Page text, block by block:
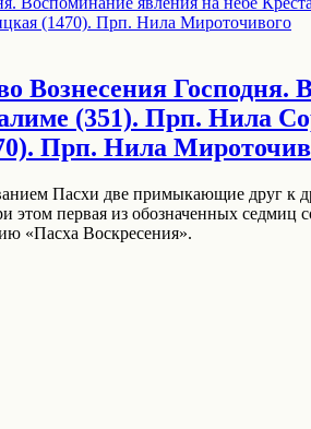
Вознесения Господня.
(351). Прп. Нила
Прп. Нила
Пасхи две примыкающие друг к
первая из обозначенных седмиц
«Пасха Воскресения».